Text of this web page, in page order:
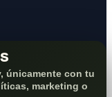
únicamente con tu
marketing o